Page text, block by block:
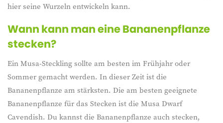
hier seine Wurzeln entwickeln kann.
Wann kann man eine Bananenpflanze
stecken?
Ein Musa-Steckling sollte am besten im Frühjahr oder
Sommer gemacht werden. In dieser Zeit ist die
Bananenpflanze am stärksten. Die am besten geeignete
Bananenpflanze für das Stecken ist die Musa Dwarf
Cavendish. Du kannst die Bananenpflanze auch stecken,